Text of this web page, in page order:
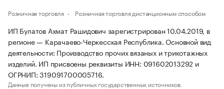
Розничная торговля Розничная торговля дистанционным способом
ИП Булатов Ахмат Рашидович зарегистрирован 10.04.2019, в
регионе — Карачаево-Черкесская Республика. Основной вид
деятельности: Производство прочих вязаных и трикотажных
изделий. ИП присвоены реквизиты ИНН: 091602013292 и
ОГРНИП: 319091700005716.
Данные получены из публичных государственных источников.